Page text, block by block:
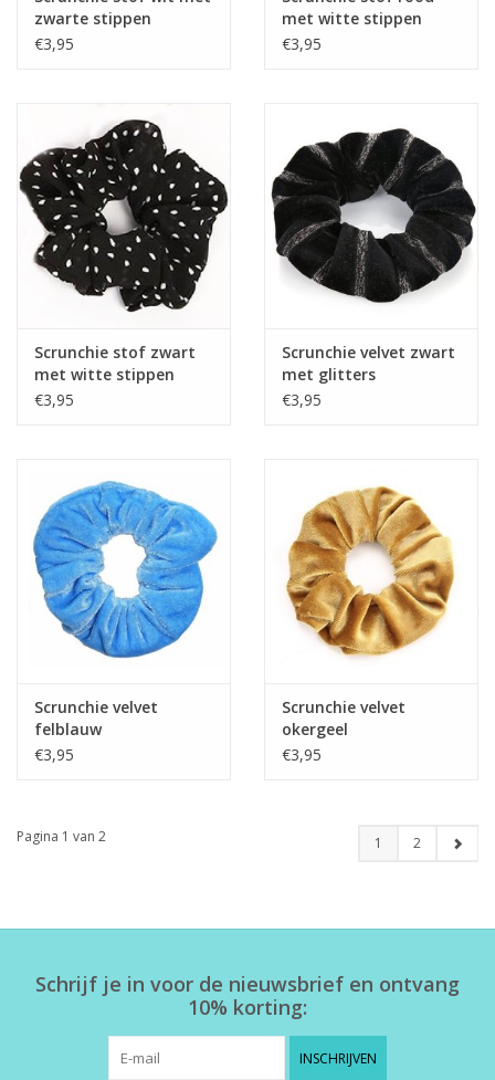
zwarte stippen
€3,95
met witte stippen
€3,95
Scrunchie stof zwart
met witte stippen
€3,95
Scrunchie velvet zwart
met glitters
€3,95
Scrunchie velvet
felblauw
€3,95
Scrunchie velvet
okergeel
€3,95
Pagina 1 van 2 1 2
Schrijf je in voor de nieuwsbrief en ontvang
10% korting:
INSCHRIJVEN